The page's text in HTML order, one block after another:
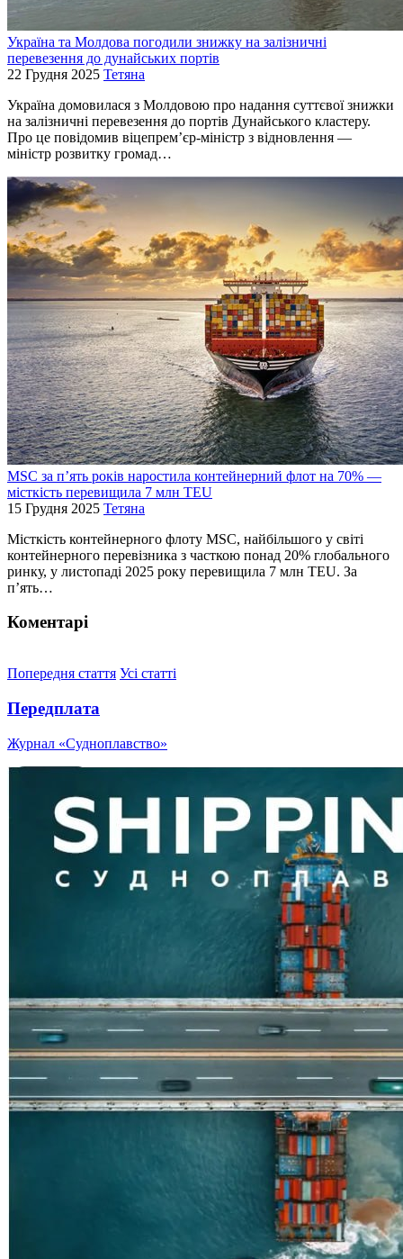
Україна та Молдова погодили знижку на залізничні
перевезення до дунайських портів
22 Грудня 2025 Тетяна
Україна домовилася з Молдовою про надання суттєвої знижки
на залізничні перевезення до портів Дунайського кластеру.
Про це повідомив віцепрем’єр-міністр з відновлення —
міністр розвитку громад…
MSC за п’ять років наростила контейнерний флот на 70% —
місткість перевищила 7 млн TEU
15 Грудня 2025 Тетяна
Місткість контейнерного флоту MSC, найбільшого у світі
контейнерного перевізника з часткою понад 20% глобального
ринку, у листопаді 2025 року перевищила 7 млн TEU. За
п’ять…
Коментарі
Попередня стаття Усі статті
Передплата
Журнал «Судноплавство»